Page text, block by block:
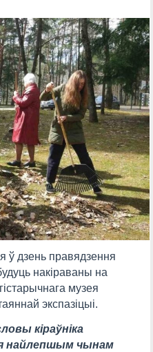
ў дзень правядзення
накіраваны на
музея
экспазіцыі.
кіраўніка
найлепшым чынам